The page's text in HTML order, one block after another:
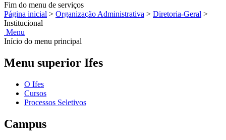
Fim do menu de serviços
Página inicial > Organização Administrativa > Diretoria-Geral >
Institucional
Menu
Início do menu principal
Menu superior Ifes
O Ifes
Cursos
Processos Seletivos
Campus